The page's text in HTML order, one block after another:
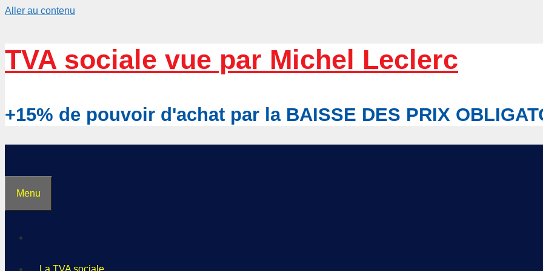
Aller au contenu
TVA sociale vue par Michel Leclerc
+15% de pouvoir d'achat par la BAISSE DES PRIX
Menu
La TVA sociale